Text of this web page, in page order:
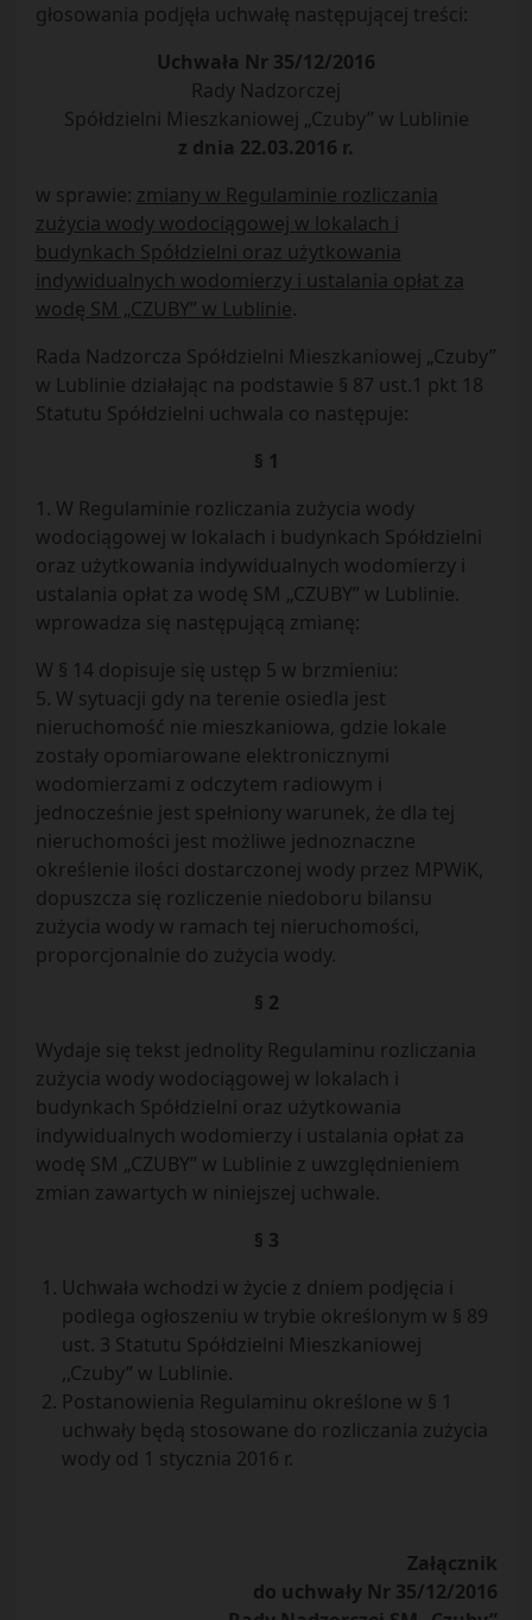
głosowania podjęła uchwałę następującej treści:
Uchwała Nr 35/12/2016
Rady Nadzorczej
Spółdzielni Mieszkaniowej „Czuby” w Lublinie
z dnia 22.03.2016 r.
w sprawie: zmiany w Regulaminie rozliczania
zużycia wody wodociągowej w lokalach i
budynkach Spółdzielni oraz użytkowania
indywidualnych wodomierzy i ustalania opłat za
wodę SM „CZUBY” w Lublinie.
Rada Nadzorcza Spółdzielni Mieszkaniowej „Czuby”
w Lublinie działając na podstawie § 87 ust.1 pkt 18
Statutu Spółdzielni uchwala co następuje:
§ 1
1. W Regulaminie rozliczania zużycia wody
wodociągowej w lokalach i budynkach Spółdzielni
oraz użytkowania indywidualnych wodomierzy i
ustalania opłat za wodę SM „CZUBY” w Lublinie.
wprowadza się następującą zmianę:
W § 14 dopisuje się ustęp 5 w brzmieniu:
5. W sytuacji gdy na terenie osiedla jest
nieruchomość nie mieszkaniowa, gdzie lokale
zostały opomiarowane elektronicznymi
wodomierzami z odczytem radiowym i
jednocześnie jest spełniony warunek, że dla tej
nieruchomości jest możliwe jednoznaczne
określenie ilości dostarczonej wody przez MPWiK,
dopuszcza się rozliczenie niedoboru bilansu
zużycia wody w ramach tej nieruchomości,
proporcjonalnie do zużycia wody.
§ 2
Wydaje się tekst jednolity Regulaminu rozliczania
zużycia wody wodociągowej w lokalach i
budynkach Spółdzielni oraz użytkowania
indywidualnych wodomierzy i ustalania opłat za
wodę SM „CZUBY” w Lublinie z uwzględnieniem
zmian zawartych w niniejszej uchwale.
§ 3
Uchwała wchodzi w życie z dniem podjęcia i
podlega ogłoszeniu w trybie określonym w § 89
ust. 3 Statutu Spółdzielni Mieszkaniowej
,,Czuby” w Lublinie.
Postanowienia Regulaminu określone w § 1
uchwały będą stosowane do rozliczania zużycia
wody od 1 stycznia 2016 r.
Załącznik
do uchwały Nr 35/12/2016